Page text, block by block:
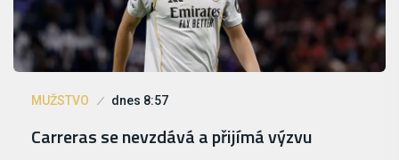
MUŽSTVO dnes 8:57
Carreras se nevzdává a přijímá výzvu